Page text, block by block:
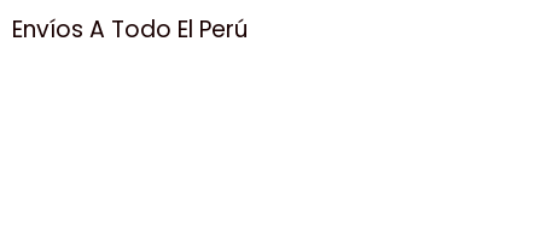
Envíos A Todo El Perú